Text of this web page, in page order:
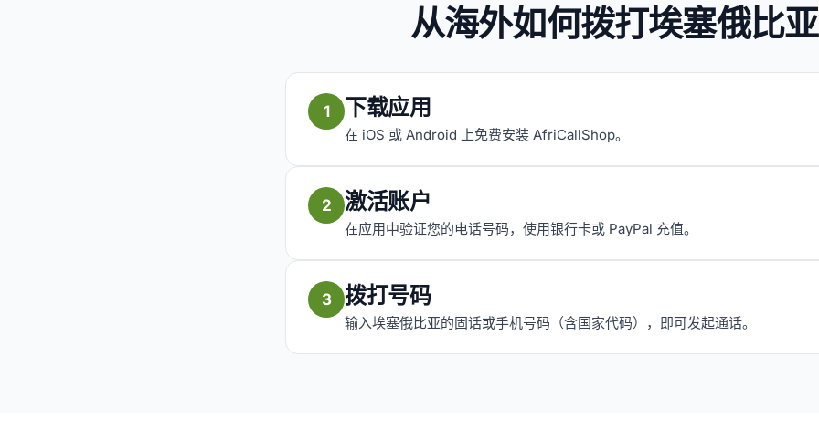
从海外如何拨打埃塞俄比亚
1 下载应用
在 iOS 或 Android 上免费安装 AfriCallShop。
2 激活账户
在应用中验证您的电话号码，使用银行卡或 PayPal 充值。
3 拨打号码
输入埃塞俄比亚的固话或手机号码（含国家代码），即可发起通话。